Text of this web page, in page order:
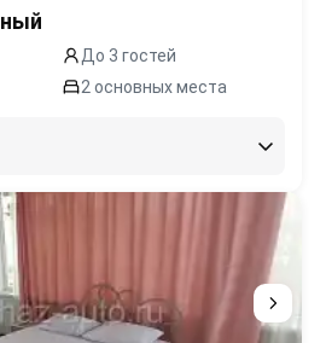
До 3 гостей
2 основных места